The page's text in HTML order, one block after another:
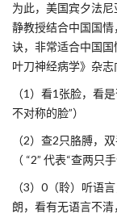
为此，美国宾夕法
静教授结合中国国情
诀，非常适合中国
叶刀神经病学》杂志
（1）看1张脸，看
不对称的脸”）
（2）查2只胳膊，
（ “2” 代表“查两只
（3）0（聆）听语
朗，看有无语言不